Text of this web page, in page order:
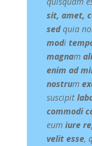
sit, amet,
sedquia
modi
magnam
enim ad
nostrum
suscipit
commodi
eumiure
velit esse,